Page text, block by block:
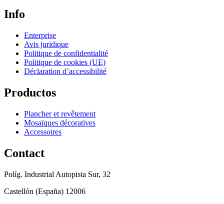
Info
Enterprise
Avis juridique
Politique de confidentialité
Politique de cookies (UE)
Déclaration d’accessibilité
Productos
Plancher et revêtement
Mosaïques décoratives
Accessoires
Contact
Políg. Industrial Autopista Sur, 32
Castellón (España) 12006